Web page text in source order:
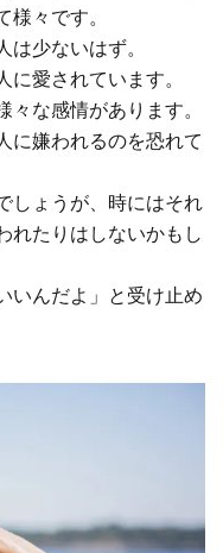
々です。
少ないはず。
愛されています。
な感情があります。
に嫌われるのを恐れて
しょうが、時にはそれ
れたりはしないかもし
いんだよ」と受け止め